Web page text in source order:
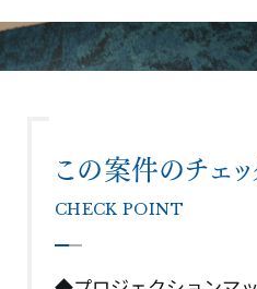
この案件のチェッ
CHECK POINT